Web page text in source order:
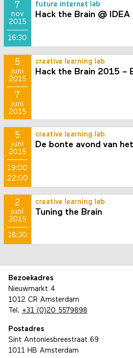
7
nov
2015
16:30
future internet lab
Hack the Brain @
5
juni
2015
7
juni
2015
creative learning lab
Hack the Brain 2015 –
5
juni
2015
19:00
22:00
creative learning lab
De bonte avond van
2
juni
2015
18:30
creative learning lab
Tuning the Brain
Bezoekadres
Nieuwmarkt 4
1012 CR Amsterdam
Tel. +31 (0)20 5579898
Postadres
Sint Antoniesbreestraat 69
1011 HB Amsterdam